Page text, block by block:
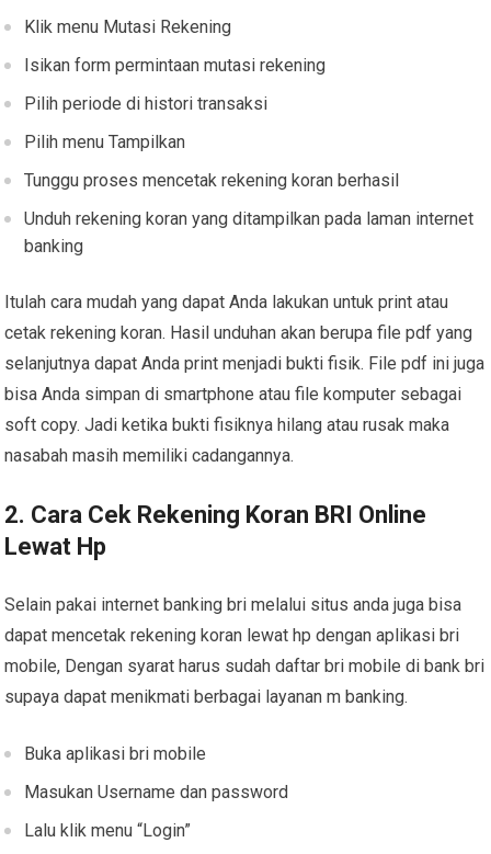
Klik menu Mutasi Rekening
Isikan form permintaan mutasi rekening
Pilih periode di histori transaksi
Pilih menu Tampilkan
Tunggu proses mencetak rekening koran berhasil
Unduh rekening koran yang ditampilkan pada laman internet
banking
Itulah cara mudah yang dapat Anda lakukan untuk print atau
cetak rekening koran. Hasil unduhan akan berupa file pdf yang
selanjutnya dapat Anda print menjadi bukti fisik. File pdf ini juga
bisa Anda simpan di smartphone atau file komputer sebagai
soft copy. Jadi ketika bukti fisiknya hilang atau rusak maka
nasabah masih memiliki cadangannya.
2. Cara Cek Rekening Koran BRI Online
Lewat Hp
Selain pakai internet banking bri melalui situs anda juga bisa
dapat mencetak rekening koran lewat hp dengan aplikasi bri
mobile, Dengan syarat harus sudah daftar bri mobile di bank bri
supaya dapat menikmati berbagai layanan m banking.
Buka aplikasi bri mobile
Masukan Username dan password
Lalu klik menu “Login”